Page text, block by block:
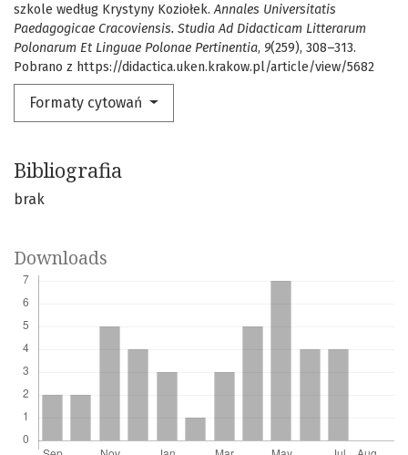
szkole według Krystyny Koziołek.Annales Universitatis
Paedagogicae Cracoviensis. Studia Ad Didacticam Litterarum
Polonarum Et Linguae Polonae Pertinentia, 9(259), 308–313.
Pobrano z https://didactica.uken.krakow.pl/article/view/5682
Formaty cytowań
Bibliografia
brak
Downloads